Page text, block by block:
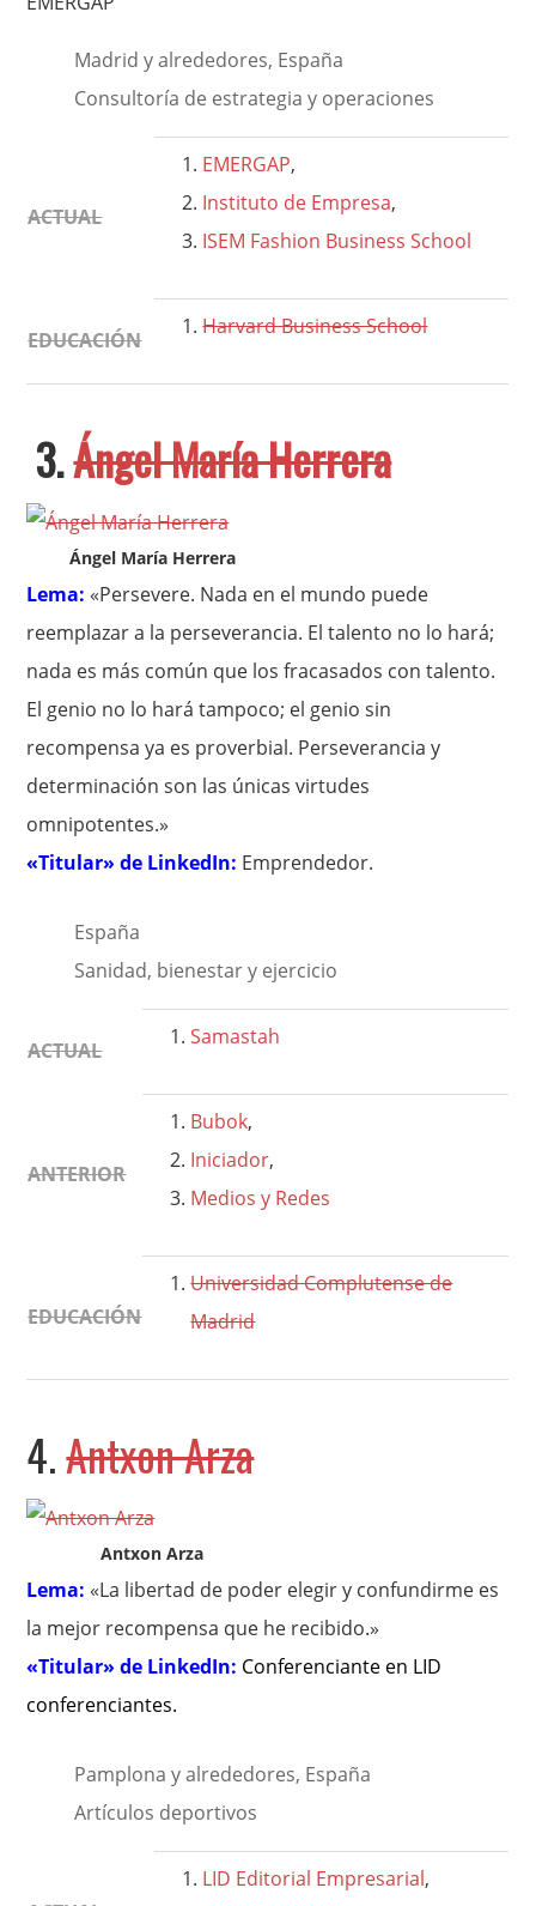
Madrid y alrededores, España
Consultoría de estrategia y operaciones
ACTUAL
EMERGAP,
Instituto de Empresa,
ISEM Fashion Business School
EDUCACIÓN
Harvard Business School
3.Ángel María Herrera
Ángel María Herrera
Lema: «Persevere. Nada en el mundo puede
reemplazar a la perseverancia. El talento no lo hará;
nada es más común que los fracasados con talento.
El genio no lo hará tampoco; el genio sin
recompensa ya es proverbial. Perseverancia y
determinación son las únicas virtudes
omnipotentes.»
«Titular» de LinkedIn: Emprendedor.
España
Sanidad, bienestar y ejercicio
ACTUAL
Samastah
ANTERIOR
Bubok,
Iniciador,
Medios y Redes
EDUCACIÓN
Universidad Complutense de
Madrid
4.Antxon Arza
Antxon Arza
Lema: «La libertad de poder elegir y confundirme es
la mejor recompensa que he recibido.»
«Titular» de LinkedIn: Conferenciante en LID
conferenciantes.
Pamplona y alrededores, España
Artículos deportivos
LID Editorial Empresarial,